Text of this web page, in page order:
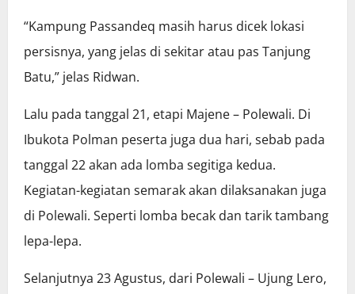
“Kampung Passandeq masih harus dicek lokasi
persisnya, yang jelas di sekitar atau pas Tanjung
Batu,” jelas Ridwan.
Lalu pada tanggal 21, etapi Majene – Polewali. Di
Ibukota Polman peserta juga dua hari, sebab pada
tanggal 22 akan ada lomba segitiga kedua.
Kegiatan-kegiatan semarak akan dilaksanakan juga
di Polewali. Seperti lomba becak dan tarik tambang
lepa-lepa.
Selanjutnya 23 Agustus, dari Polewali – Ujung Lero,